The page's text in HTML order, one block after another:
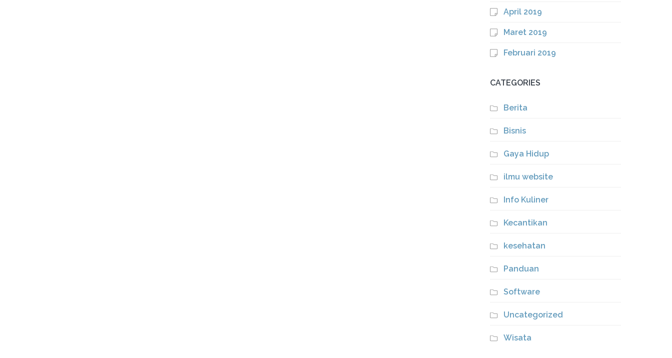
April 2019
Maret 2019
Februari 2019
CATEGORIES
Berita
Bisnis
Gaya Hidup
ilmu website
Info Kuliner
Kecantikan
kesehatan
Panduan
Software
Uncategorized
Wisata